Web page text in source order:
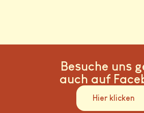
Besuche uns
auch auf
Hier klicken